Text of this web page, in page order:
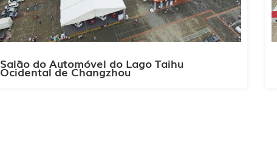
Salão do Automóvel do Lago Taihu
Ocidental de Changzhou